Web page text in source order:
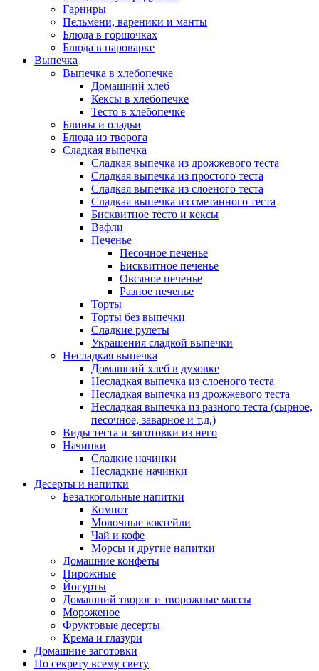
Гарниры
Пельмени, вареники и манты
Блюда в горшочках
Блюда в пароварке
Выпечка
Выпечка в хлебопечке
Домашний хлеб
Кексы в хлебопечке
Тесто в хлебопечке
Блины и оладьи
Блюда из творога
Сладкая выпечка
Сладкая выпечка из дрожжевого теста
Сладкая выпечка из простого теста
Сладкая выпечка из слоеного теста
Сладкая выпечка из сметанного теста
Бисквитное тесто и кексы
Вафли
Печенье
Песочное печенье
Бисквитное печенье
Овсяное печенье
Разное печенье
Торты
Торты без выпечки
Сладкие рулеты
Украшения сладкой выпечки
Несладкая выпечка
Домашний хлеб в духовке
Несладкая выпечка из слоеного теста
Несладкая выпечка из дрожжевого теста
Несладкая выпечка из разного теста (сырное,
песочное, заварное и т.д.)
Виды теста и заготовки из него
Начинки
Сладкие начинки
Несладкие начинки
Десерты и напитки
Безалкогольные напитки
Компот
Молочные коктейли
Чай и кофе
Морсы и другие напитки
Домашние конфеты
Пирожные
Йогурты
Домашний творог и творожные массы
Мороженое
Фруктовые десерты
Крема и глазури
Домашние заготовки
По секрету всему свету